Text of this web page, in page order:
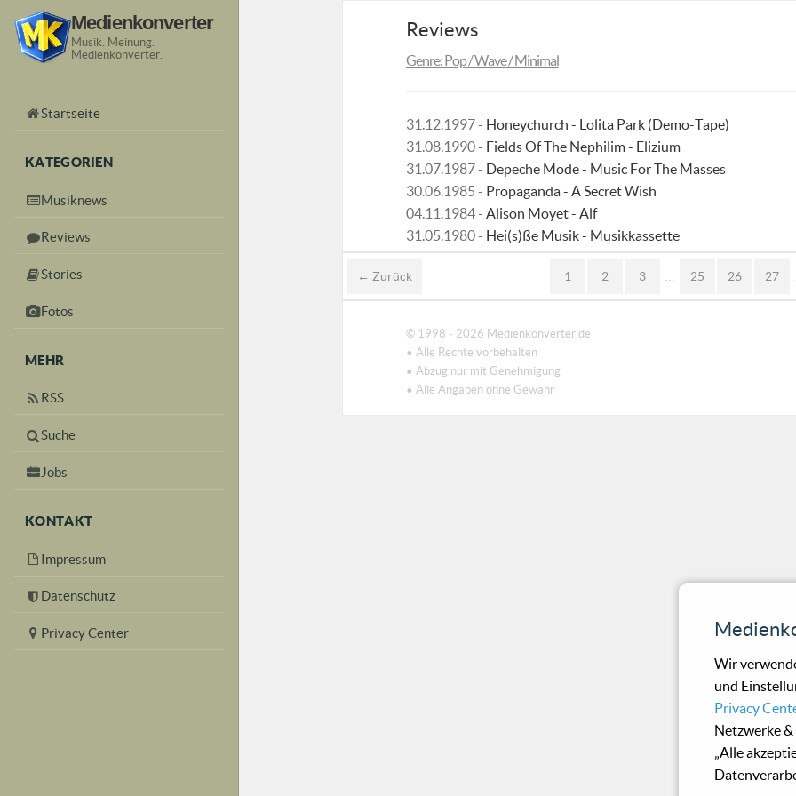
Medienkonverter
Musik. Meinung.
Medienkonverter.
Startseite
KATEGORIEN
Musiknews
Reviews
Stories
Fotos
MEHR
RSS
Suche
Jobs
KONTAKT
Impressum
Datenschutz
Privacy Center
Reviews
Genre: Pop / Wave / Minimal
31.12.1997 - Honeychurch - Lolita Park (Demo-Tape)
31.08.1990 - Fields Of The Nephilim - Elizium
31.07.1987 - Depeche Mode - Music For The Masses
30.06.1985 - Propaganda - A Secret Wish
04.11.1984 - Alison Moyet - Alf
31.05.1980 - Hei(s)ße Musik - Musikkassette
← Zurück 1 2 3 … 25 26 27
© 1998 - 2026 Medienkonverter.de
• Alle Rechte vorbehalten
• Abzug nur mit Genehmigung
• Alle Angaben ohne Gewähr
Wir
und
Privacy
Netzwerke
„Alle